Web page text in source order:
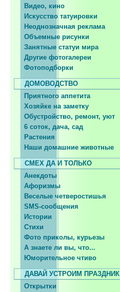
Видео, кино
Искусство татуировки
Неоднозначная реклама
Объемные рисунки
Занятные статуи мира
Другие фотогалереи
Фотоподборки
ДОМОВОДСТВО
Приятного аппетита
Хозяйке на заметку
Обустройство, ремонт, уют
6 соток, дача, сад
Растения
Наши домашние животные
СМЕХ ДА И ТОЛЬКО
Анекдоты
Афоризмы
Веселые четверостишья
SMS-сообщения
Истории
Стихи
Фото приколы, курьезы
А знаете ли вы, что...
Юморительное чтиво
ДАВАЙ УСТРОИМ ПРАЗДНИК
Открытки